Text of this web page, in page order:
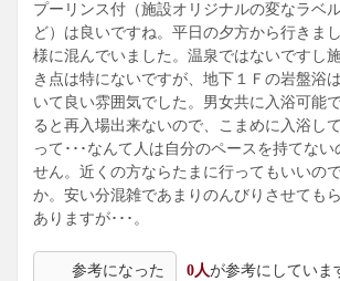
プーリンス付（施設オリジナルの変なラベ
ど）は良いですね。平日の夕方から行きま
様に混んでいました。温泉ではないですし
き点は特にないですが、地下１Ｆの岩盤浴
いて良い雰囲気でした。男女共に入浴可能
ると再入場出来ないので、こまめに入浴し
って･･･なんて人は自分のペースを持てない
せん。近くの方ならたまに行ってもいいの
か。安い分混雑であまりのんびりさせても
ありますが･･･。
参考になった 0人が参考にしていま